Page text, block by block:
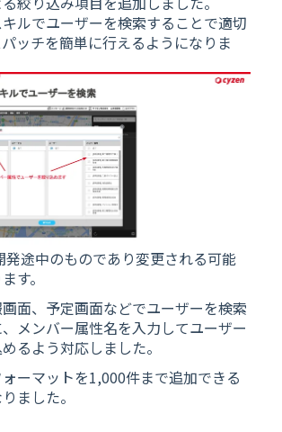
ルでユーザーを検索することで適切
ッチを簡単に行えるようになりま
途中のものであり変更される可能
す。
面、予定画面などでユーザーを検索
メンバー属性名を入力してユーザー
るよう対応しました。
ーマットを1,000件まで追加できる
ました。